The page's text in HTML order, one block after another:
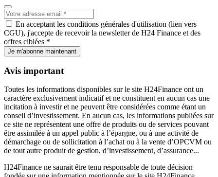
En acceptant les conditions générales d'utilisation (lien vers
CGU), j'accepte de recevoir la newsletter de H24 Finance et des
offres ciblées *
Je m'abonne maintenant
Avis important
Toutes les informations disponibles sur le site H24Finance ont un
caractère exclusivement indicatif et ne constituent en aucun cas une
incitation à investir et ne peuvent être considérées comme étant un
conseil d’investissement. En aucun cas, les informations publiées sur
ce site ne représentent une offre de produits ou de services pouvant
être assimilée à un appel public à l’épargne, ou à une activité de
démarchage ou de sollicitation à l’achat ou à la vente d’OPCVM ou
de tout autre produit de gestion, d’investissement, d’assurance...
H24Finance ne saurait être tenu responsable de toute décision